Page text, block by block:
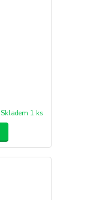
Skladem 1 ks